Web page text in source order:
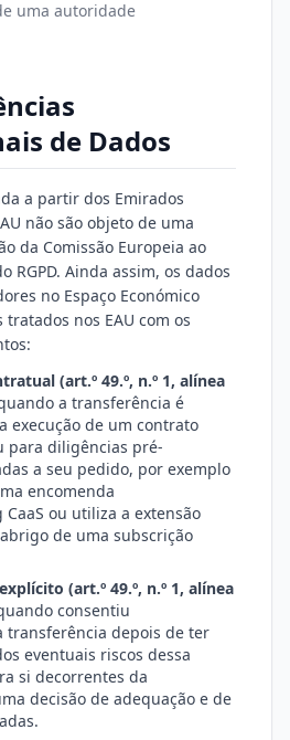
uma autoridade
de Dados
a partir dos Emirados
não são objeto de uma
da Comissão Europeia ao
RGPD. Ainda assim, os dados
no Espaço Económico
nos EAU com os
(art.º 49.º, n.º 1, alínea
a transferência é
execução de um contrato
para diligências pré-
a seu pedido, por exemplo
encomenda
ou utiliza a extensão
de uma subscrição
(art.º 49.º, n.º 1, alínea
consentiu
transferência depois de ter
eventuais riscos dessa
si decorrentes da
decisão de adequação e de